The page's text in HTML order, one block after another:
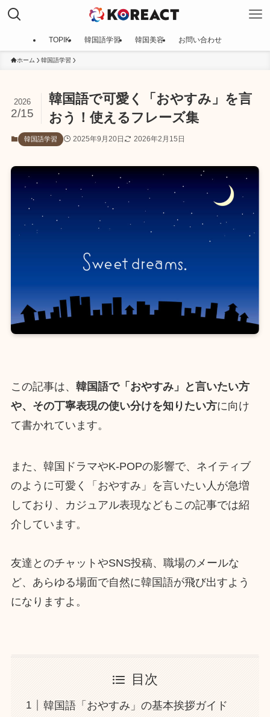
TOPIK 韓国語学習 韓国美容 お問い合わせ
ホーム 韓国語学習
韓国語で可愛く「おやすみ」を言
おう！使えるフレーズ集
2026
2/15
韓国語学習 2025年9月20日 2026年2月15日
この記事は、 韓国語で「おやすみ」と言いたい方
や、その丁寧表現の使い分けを知りたい方に向け
て書かれています。
また、韓国ドラマやK-POPの影響で、ネイティブ
のように可愛く「おやすみ」を言いたい人が急増
しており、カジュアル表現などもこの記事では紹
介しています。
友達とのチャットやSNS投稿、職場のメールな
ど、あらゆる場面で自然に韓国語が飛び出すよう
になりますよ。
目次
韓国語「おやすみ」の基本挨拶ガイド